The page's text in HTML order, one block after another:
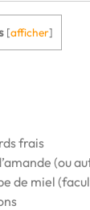
[afficher]
frais
(ou
de miel